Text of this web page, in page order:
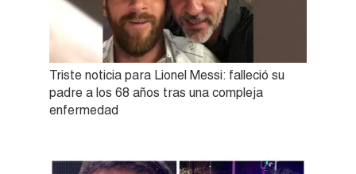
Triste noticia para Lionel Messi: falleció su
padre a los 68 años tras una compleja
enfermedad